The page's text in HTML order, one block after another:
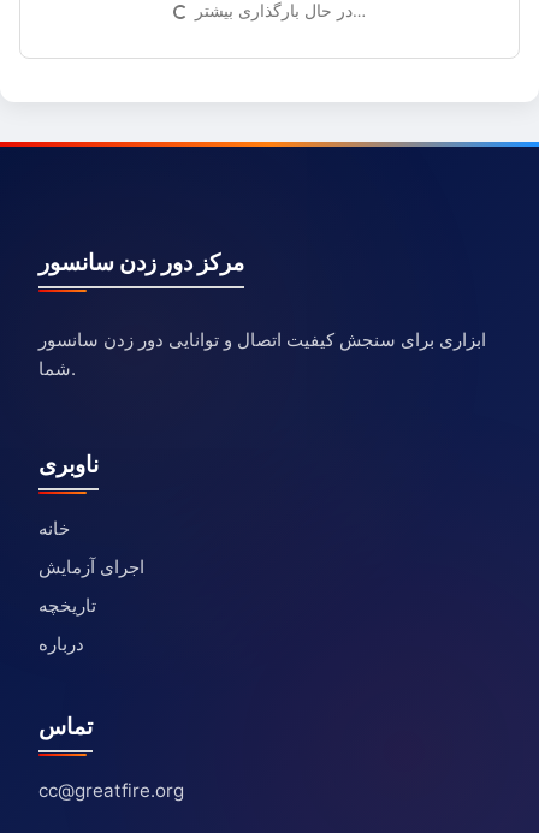
در حال بارگذاری بیشتر…
مرکز دور زدن سانسور
ابزاری برای سنجش کیفیت اتصال و توانایی دور زدن سانسور
شما.
ناوبری
خانه
اجرای آزمایش
تاریخچه
درباره
تماس
cc@greatfire.org